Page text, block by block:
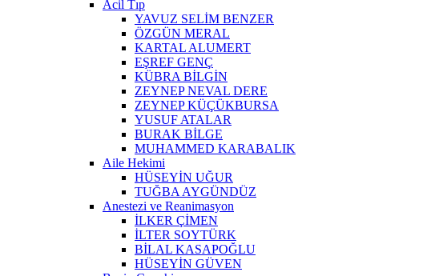
Acil Tıp
YAVUZ SELİM BENZER
ÖZGÜN MERAL
KARTAL ALUMERT
EŞREF GENÇ
KÜBRA BİLGİN
ZEYNEP NEVAL DERE
ZEYNEP KÜÇÜKBURSA
YUSUF ATALAR
BURAK BİLGE
MUHAMMED KARABALIK
Aile Hekimi
HÜSEYİN UĞUR
TUĞBA AYGÜNDÜZ
Anestezi ve Reanimasyon
İLKER ÇİMEN
İLTER SOYTÜRK
BİLAL KASAPOĞLU
HÜSEYİN GÜVEN